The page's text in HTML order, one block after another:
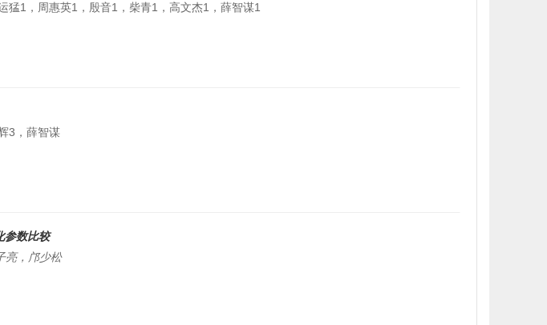
猛1，周惠英1，殷音1，柴青1，高文杰1，薛智谋1
3，薛智谋
参数比较
亮，邝少松